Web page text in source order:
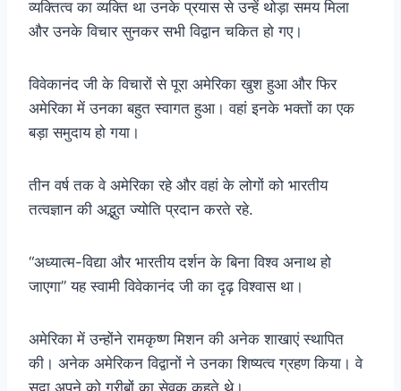
व्यक्तित्व का व्यक्ति था उनके प्रयास से उन्हें थोड़ा समय मिला
और उनके विचार सुनकर सभी विद्वान चकित हो गए।
विवेकानंद जी के विचारों से पूरा अमेरिका खुश हुआ और फिर
अमेरिका में उनका बहुत स्वागत हुआ। वहां इनके भक्तों का एक
बड़ा समुदाय हो गया।
तीन वर्ष तक वे अमेरिका रहे और वहां के लोगों को भारतीय
तत्वज्ञान की अद्भुत ज्योति प्रदान करते रहे.
“अध्यात्म-विद्या और भारतीय दर्शन के बिना विश्व अनाथ हो
जाएगा” यह स्वामी विवेकानंद जी का दृढ़ विश्वास था।
अमेरिका में उन्होंने रामकृष्ण मिशन की अनेक शाखाएं स्थापित
की। अनेक अमेरिकन विद्वानों ने उनका शिष्यत्व ग्रहण किया। वे